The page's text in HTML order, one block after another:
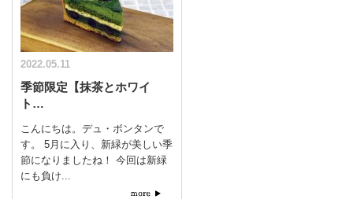
2022.05.11
季節限定【抹茶とホワイ
ト…
こんにちは。デュ・ボンタンで
す。 5月に入り、新緑が美しい季
節になりましたね！ 今回は新緑
にも負け...